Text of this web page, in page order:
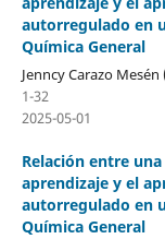
autorregulado en
Química General
Jenncy Carazo
1-32
2025-05-01
Relación entre
aprendizaje y el
autorregulado en
Química General